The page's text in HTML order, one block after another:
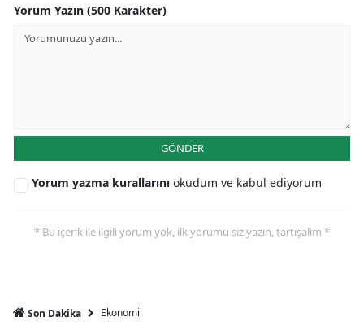
Yorum Yazın (500 Karakter)
GÖNDER
Yorum yazma kurallarını okudum ve kabul ediyorum
* Bu içerik ile ilgili yorum yok, ilk yorumu siz yazın, tartışalım *
Son Dakika Ekonomi